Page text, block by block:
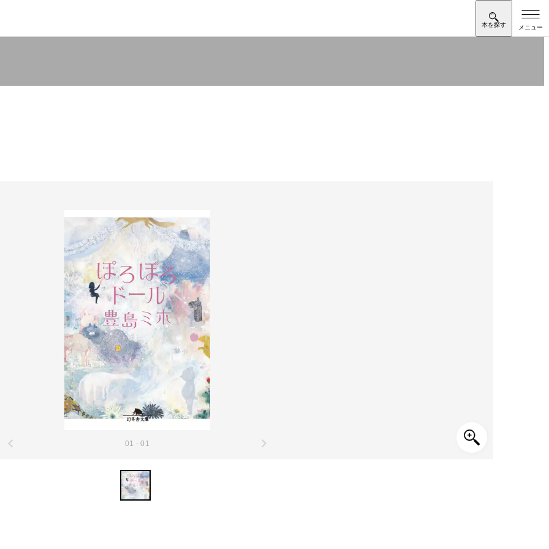
01 - 01